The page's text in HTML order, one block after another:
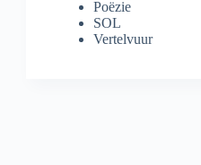
Poëzie
SOL
Vertelvuur